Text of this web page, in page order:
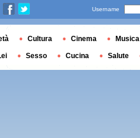
Username
Cultura Cinema Musica
Sesso Cucina Salute